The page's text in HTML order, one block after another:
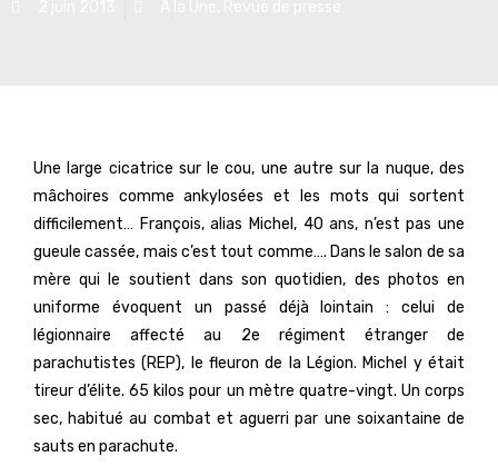
Une large cicatrice sur le cou, une autre sur la nuque, des
mâchoires comme ankylosées et les mots qui sortent
difficilement… François, alias Michel, 40 ans, n’est pas une
gueule cassée, mais c’est tout comme…. Dans le salon de sa
mère qui le soutient dans son quotidien, des photos en
uniforme évoquent un passé déjà lointain : celui de
légionnaire affecté au 2e régiment étranger de
parachutistes (REP), le fleuron de la Légion. Michel y était
tireur d’élite. 65 kilos pour un mètre quatre-vingt. Un corps
sec, habitué au combat et aguerri par une soixantaine de
sauts en parachute.